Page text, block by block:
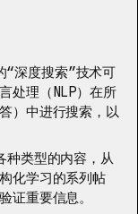
度搜索”技术可
处理（NLP）在所
）中进行搜索，以
种类型的内容，从
化学习的系列帖
证重要信息。